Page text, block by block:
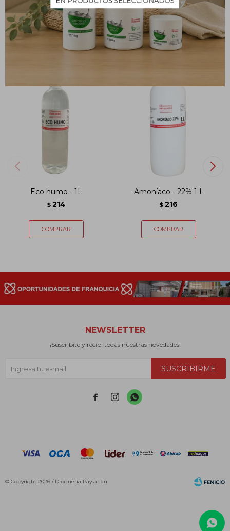
PRODUCTOS QUE TE PUEDEN INTERESAR
Eco humo - 1L
$ 214
Amoníaco - 22% 1 L
$ 216
NEWSLETTER
¡Suscribite y recibí todas nuestras novedades!
SUSCRIBIRME
  
© Copyright 2026 / Droguería Paysandú